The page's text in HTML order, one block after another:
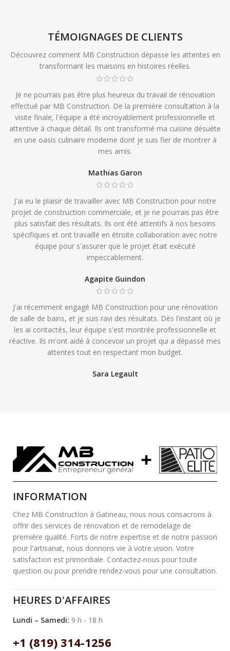
TÉMOIGNAGES DE CLIENTS
Découvrez comment MB Construction dépasse les attentes en
transformant les maisons en histoires réelles.
Je ne pourrais pas être plus heureux du travail de rénovation
effectué par MB Construction. De la première consultation à la
visite finale, l'équipe a été incroyablement professionnelle et
attentive à chaque détail. Ils ont transformé ma cuisine désuète
en une oasis culinaire moderne dont je suis fier de montrer à
mes amis.
Mathias Garon
J'ai eu le plaisir de travailler avec MB Construction pour notre
projet de construction commerciale, et je ne pourrais pas être
plus satisfait des résultats. Ils ont été attentifs à nos besoins
spécifiques et ont travaillé en étroite collaboration avec notre
équipe pour s'assurer que le projet était exécuté
impeccablement.
Agapite Guindon
J'ai récemment engagé MB Construction pour une rénovation
de salle de bains, et je suis ravi des résultats. Dès l'instant où je
les ai contactés, leur équipe s'est montrée professionnelle et
réactive. Ils m'ont aidé à concevoir un projet qui a dépassé mes
attentes tout en respectant mon budget.
Sara Legault
INFORMATION
Chez MB Construction à Gatineau, nous nous consacrons à
offrir des services de rénovation et de remodelage de
première qualité. Forts de notre expertise et de notre passion
pour l'artisanat, nous donnons vie à votre vision. Votre
satisfaction est primordiale. Contactez-nous pour toute
question ou pour prendre rendez-vous pour une consultation.
HEURES D'AFFAIRES
Lundi – Samedi: 9 h - 18 h
+1 (819) 314-1256